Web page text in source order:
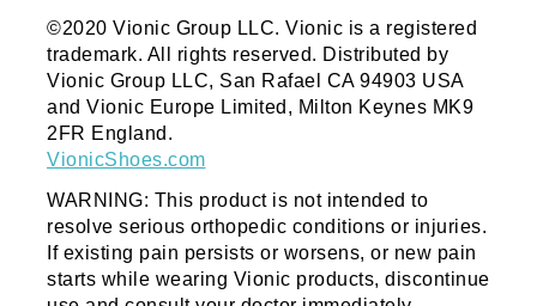
©2020 Vionic Group LLC. Vionic is a registered
trademark. All rights reserved. Distributed by
Vionic Group LLC, San Rafael CA 94903 USA
and Vionic Europe Limited, Milton Keynes MK9
2FR England.
VionicShoes.com
WARNING: This product is not intended to
resolve serious orthopedic conditions or injuries.
If existing pain persists or worsens, or new pain
starts while wearing Vionic products, discontinue